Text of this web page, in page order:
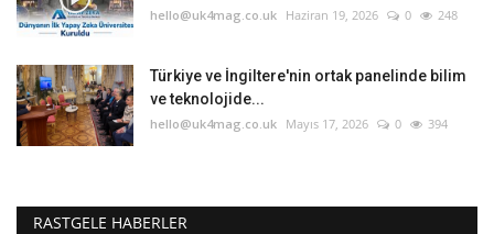
hello@uk4mag.co.uk Haziran 19, 2026 0 248
Türkiye ve İngiltere'nin ortak panelinde bilim
ve teknolojide...
hello@uk4mag.co.uk Mayıs 17, 2026 0 394
RASTGELE HABERLER